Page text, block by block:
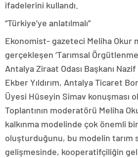
ifadelerini kullandı.
“Türkiye’ye anlatılmalı”
Ekonomist- gazeteci Meliha Okur
gerçekleşen ‘Tarımsal
Antalya Ziraat Odası Başkanı
Ekber Yıldırım, Antalya Ticaret
Üyesi Hüseyin Simav konuşması
Toplantının moderatörü Meliha
kalkınma modelinde çok önemli
oluşturduğunu, bu modelin tarım
gelişmesinde, kooperatifçiliğin